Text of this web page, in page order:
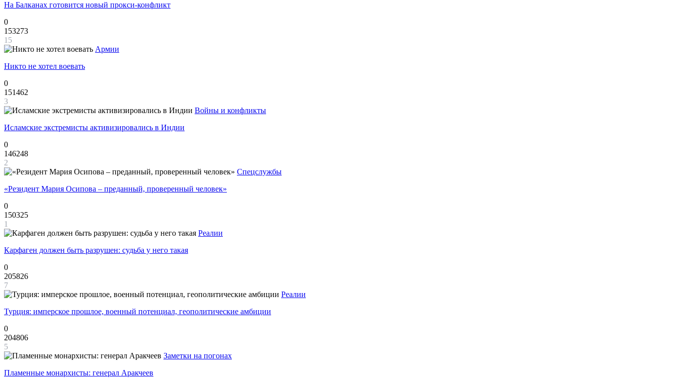
На Балканах готовится новый прокси-конфликт
0
153273
15
Армии
Никто не хотел воевать
0
151462
3
Войны и конфликты
Исламские экстремисты активизировались в Индии
0
146248
2
Спецслужбы
«Резидент Мария Осипова – преданный, проверенный человек»
0
150325
1
Реалии
Карфаген должен быть разрушен: судьба у него такая
0
205826
7
Реалии
Турция: имперское прошлое, военный потенциал, геополитические амбиции
0
204806
5
Заметки на погонах
Пламенные монархисты: генерал Аракчеев